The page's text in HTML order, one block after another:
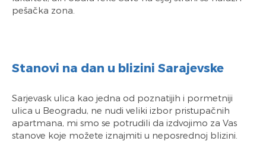
pešačka zona.
Stanovi na dan u blizini Sarajevske
Sarjevask ulica kao jedna od poznatijih i pormetniji
ulica u Beogradu, ne nudi veliki izbor pristupačnih
apartmana, mi smo se potrudili da izdvojimo za Vas
stanove koje možete iznajmiti u neposrednoj blizini.